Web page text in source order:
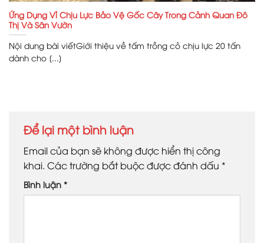
Ứng Dụng Vỉ Chịu Lực Bảo Vệ Gốc Cây Trong Cảnh Quan Đô
Thị Và Sân Vườn
Nội dung bài viếtGiới thiệu về tấm trồng cỏ chịu lực 20 tấn
dành cho [...]
Để lại một bình luận
Email của bạn sẽ không được hiển thị công
khai. Các trường bắt buộc được đánh dấu *
Bình luận *